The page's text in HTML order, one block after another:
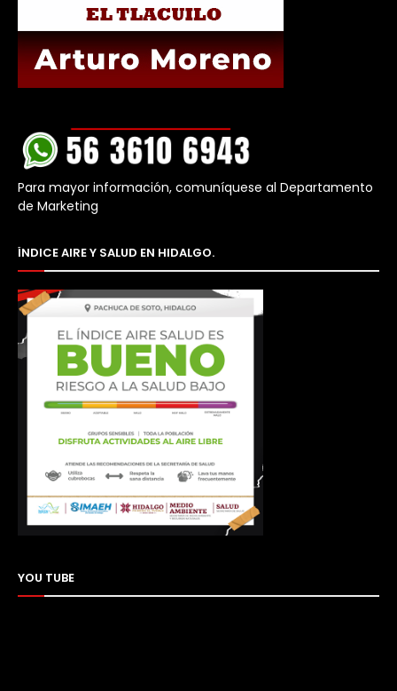
Para mayor información, comuníquese al Departamento
de Marketing
ÍNDICE AIRE Y SALUD EN HIDALGO.
YOU TUBE